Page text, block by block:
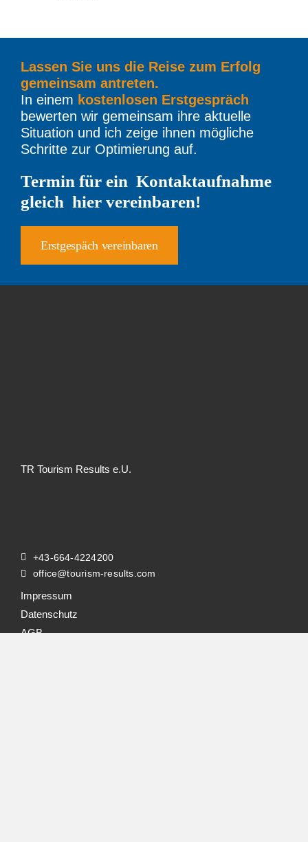
Lassen Sie uns die Reise zum Erfolg
gemeinsam antreten.
In einem kostenlosen Erstgespräch
bewerten wir gemeinsam ihre aktuelle
Situation und ich zeige ihnen mögliche
Schritte zur Optimierung auf.
Termin für ein Kontaktaufnahme
gleich hier vereinbaren!
Erstgespäch vereinbaren
TR Tourism Results e.U.
+43-664-4224200
office@tourism-results.com
Impressum
Datenschutz
AGB